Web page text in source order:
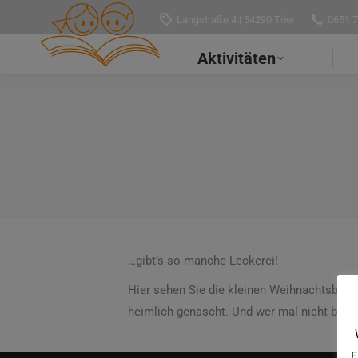
Aktivitäten
…gibt’s so manche Leckerei!
Hier sehen Sie die kleinen
heimlich genascht. Und wer mal nicht